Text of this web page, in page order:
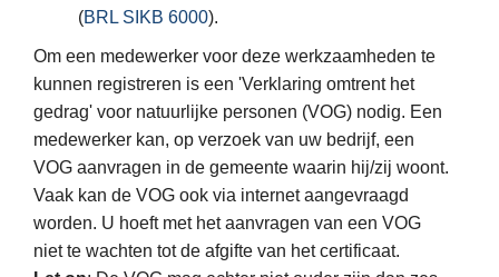
(BRL SIKB 6000).
Om een medewerker voor deze werkzaamheden te
kunnen registreren is een 'Verklaring omtrent het
gedrag' voor natuurlijke personen (VOG) nodig. Een
medewerker kan, op verzoek van uw bedrijf, een
VOG aanvragen in de gemeente waarin hij/zij woont.
Vaak kan de VOG ook via internet aangevraagd
worden. U hoeft met het aanvragen van een VOG
niet te wachten tot de afgifte van het certificaat.